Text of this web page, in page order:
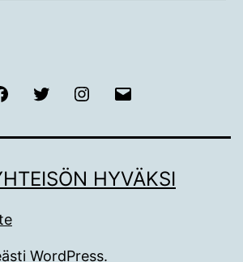
FacebookTwitter Instagram
HYVÄKSI
WordPress.